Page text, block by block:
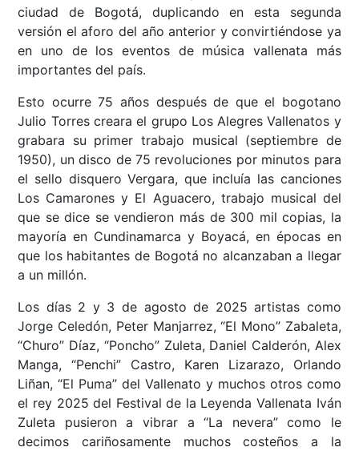
ciudad de Bogotá, duplicando en esta segunda
versión el aforo del año anterior y convirtiéndose ya
en uno de los eventos de música vallenata más
importantes del país.
Esto ocurre 75 años después de que el bogotano
Julio Torres creara el grupo Los Alegres Vallenatos y
grabara su primer trabajo musical (septiembre de
1950), un disco de 75 revoluciones por minutos para
el sello disquero Vergara, que incluía las canciones
Los Camarones y El Aguacero, trabajo musical del
que se dice se vendieron más de 300 mil copias, la
mayoría en Cundinamarca y Boyacá, en épocas en
que los habitantes de Bogotá no alcanzaban a llegar
a un millón.
Los días 2 y 3 de agosto de 2025 artistas como
Jorge Celedón, Peter Manjarrez, “El Mono” Zabaleta,
“Churo” Díaz, “Poncho” Zuleta, Daniel Calderón, Alex
Manga, “Penchi” Castro, Karen Lizarazo, Orlando
Liñan, “El Puma” del Vallenato y muchos otros como
el rey 2025 del Festival de la Leyenda Vallenata Iván
Zuleta pusieron a vibrar a “La nevera” como le
decimos cariñosamente muchos costeños a la